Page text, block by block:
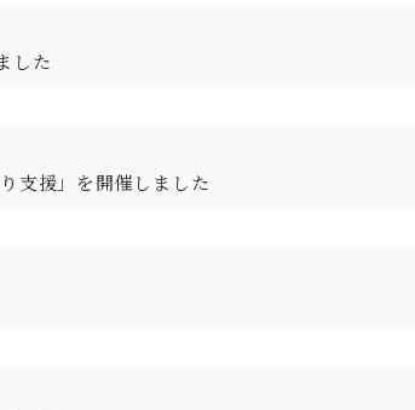
した
支援」を開催しました